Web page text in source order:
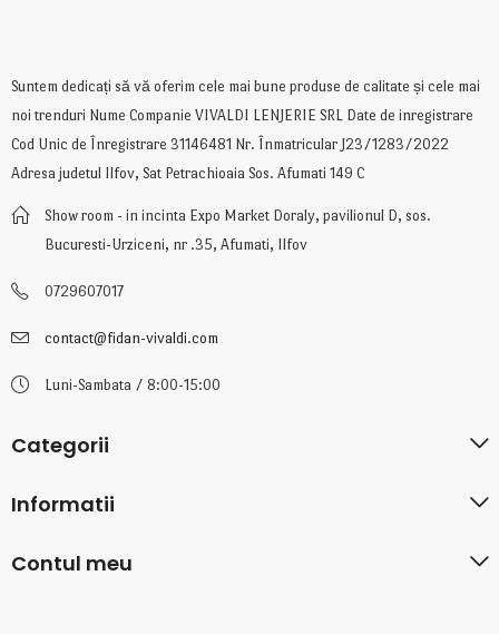
Suntem dedicați să vă oferim cele mai bune produse de calitate și cele mai
noi trenduri Nume Companie VIVALDI LENJERIE SRL Date de inregistrare
Cod Unic de Înregistrare 31146481 Nr. Înmatricular J23/1283/2022
Adresa judetul Ilfov, Sat Petrachioaia Sos. Afumati 149 C
Show room - in incinta Expo Market Doraly, pavilionul D, sos.
Bucuresti-Urziceni, nr .35, Afumati, Ilfov
0729607017
contact@fidan-vivaldi.com
Luni-Sambata / 8:00-15:00
Categorii
Informatii
Contul meu